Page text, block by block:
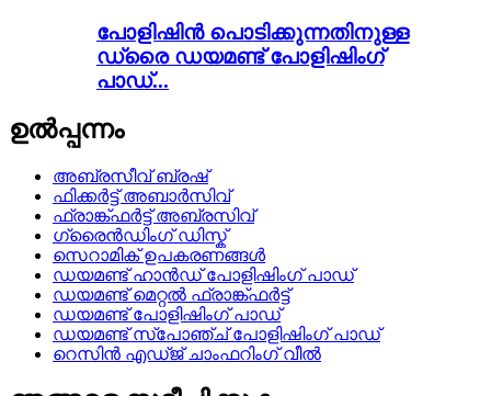
പോളിഷിൻ പൊടിക്കുന്നതിനുള്ള
ഡ്രൈ ഡയമണ്ട് പോളിഷിംഗ്
പാഡ്...
ഉൽപ്പന്നം
അബ്രസീവ് ബ്രഷ്
ഫിക്കർട്ട് അബാർസിവ്
ഫ്രാങ്ക്ഫർട്ട് അബ്രസിവ്
ഗ്രൈൻഡിംഗ് ഡിസ്ക്
സെറാമിക് ഉപകരണങ്ങൾ
ഡയമണ്ട് ഹാൻഡ് പോളിഷിംഗ് പാഡ്
ഡയമണ്ട് മെറ്റൽ ഫ്രാങ്ക്ഫർട്ട്
ഡയമണ്ട് പോളിഷിംഗ് പാഡ്
ഡയമണ്ട് സ്പോഞ്ച് പോളിഷിംഗ് പാഡ്
റെസിൻ എഡ്ജ് ചാംഫറിംഗ് വീൽ